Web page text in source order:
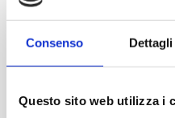
Consenso Dettagli
Questo sito web utilizza i
su quest’ultimo è
queste attività sono
volume di traffico sulsito